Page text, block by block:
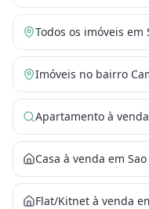
Todos os imóveis em
Imóveis no bairro
Apartamento à
Casa à venda em
Flat/Kitnet à venda